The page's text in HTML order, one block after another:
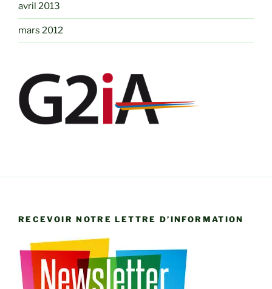
avril 2013
mars 2012
RECEVOIR NOTRE LETTRE D’INFORMATION